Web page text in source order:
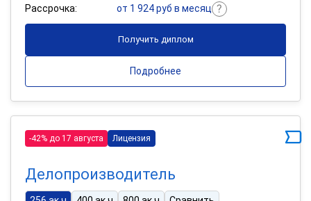
Рассрочка:
от 1 924 руб в месяц
Получить диплом
Подробнее
-42% до 17 августа Лицензия
Делопроизводитель